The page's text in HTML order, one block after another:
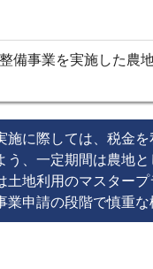
備事業を実施した農
施に際しては、税金
う、一定期間は農地
土地利用のマスター
申請の段階で慎重な